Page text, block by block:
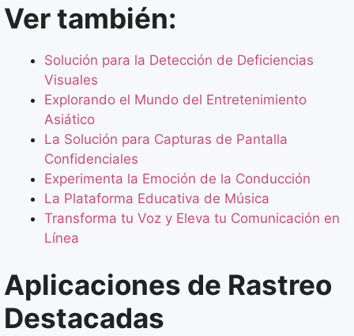
Ver también:
Solución para la Detección de Deficiencias
Visuales
Explorando el Mundo del Entretenimiento
Asiático
La Solución para Capturas de Pantalla
Confidenciales
Experimenta la Emoción de la Conducción
La Plataforma Educativa de Música
Transforma tu Voz y Eleva tu Comunicación en
Línea
Aplicaciones de Rastreo
Destacadas